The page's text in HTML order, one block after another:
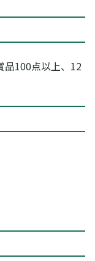
品100点以上、12